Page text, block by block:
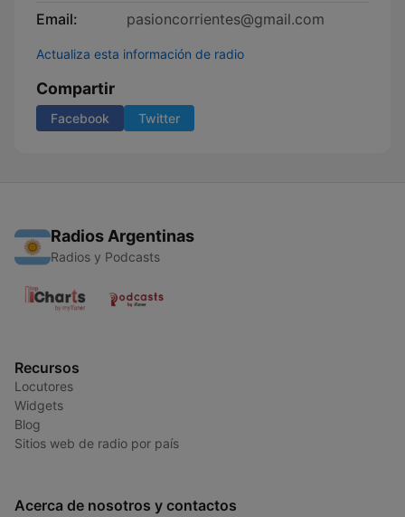
Email:
pasioncorrientes@gmail.com
Actualiza esta información de radio
Compartir
Facebook Twitter
Radios Argentinas
Radios y Podcasts
Recursos
Locutores
Widgets
Blog
Sitios web de radio por país
Acerca de nosotros y contactos